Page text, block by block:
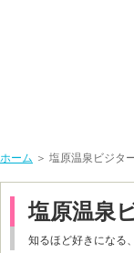
ホーム ＞ 塩原温泉ビジタ
塩原温泉
知るほど好きになる